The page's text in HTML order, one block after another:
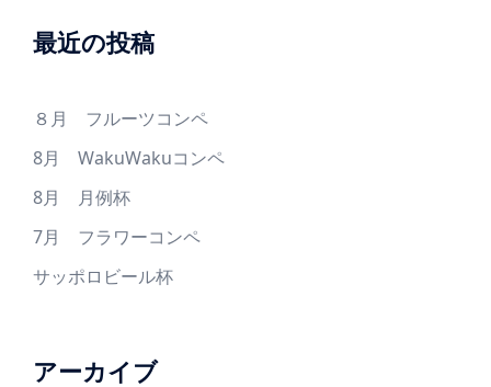
最近の投稿
８月 フルーツコンペ
8月 WakuWakuコンペ
8月 月例杯
7月 フラワーコンペ
サッポロビール杯
アーカイブ